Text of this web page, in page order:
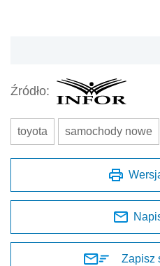
Źródło:
toyota samochody nowe
Zapisz